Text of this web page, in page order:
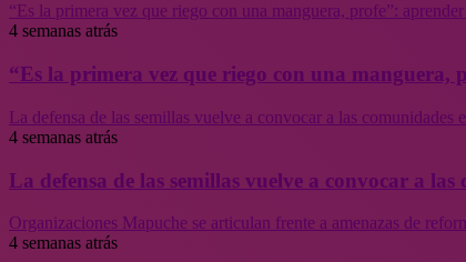
“Es la primera vez que riego con una manguera, profe”:
4 semanas atrás
“Es la primera vez que riego con una manguera,
La defensa de las semillas vuelve a convocar a las
4 semanas atrás
La defensa de las semillas vuelve a convocar a
Organizaciones Mapuche se articulan frente a amenazas de
4 semanas atrás